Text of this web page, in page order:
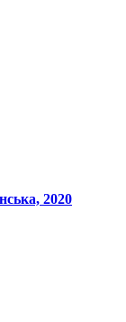
2020